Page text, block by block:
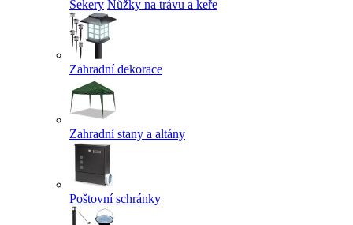
Sekery Nůžky na trávu a keře
Zahradní dekorace
Zahradní stany a altány
Poštovní schránky